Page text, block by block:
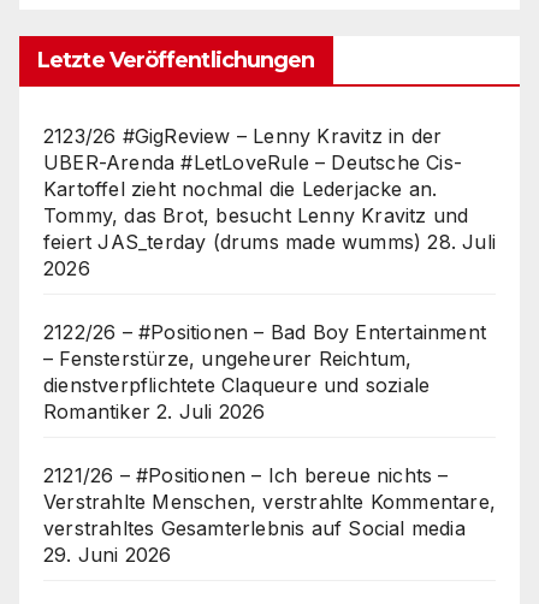
Letzte Veröffentlichungen
2123/26 #GigReview – Lenny Kravitz in der
UBER-Arenda #LetLoveRule – Deutsche Cis-
Kartoffel zieht nochmal die Lederjacke an.
Tommy, das Brot, besucht Lenny Kravitz und
feiert JAS_terday (drums made wumms) 28. Juli
2026
2122/26 – #Positionen – Bad Boy Entertainment
– Fensterstürze, ungeheurer Reichtum,
dienstverpflichtete Claqueure und soziale
Romantiker 2. Juli 2026
2121/26 – #Positionen – Ich bereue nichts –
Verstrahlte Menschen, verstrahlte Kommentare,
verstrahltes Gesamterlebnis auf Social media
29. Juni 2026